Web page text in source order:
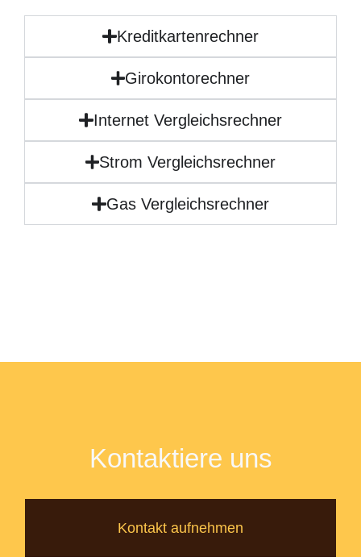
Kreditkartenrechner
Girokontorechner
Internet Vergleichsrechner
Strom Vergleichsrechner
Gas Vergleichsrechner
Kontaktiere uns
Kontakt aufnehmen